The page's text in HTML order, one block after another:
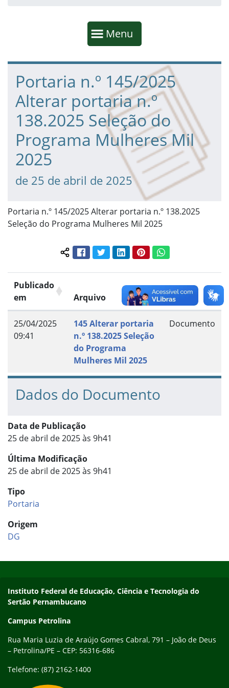
Mostrar
Menu
Fim da navegação
Início do conteúdo
Portaria n.º 145/2025
Alterar portaria n.º
138.2025 Seleção do
Programa Mulheres Mil
2025
de 25 de abril de 2025
Portaria n.º 145/2025 Alterar portaria n.º 138.2025
Seleção do Programa Mulheres Mil 2025
Compartilhar conteúdo:
FacebookTwitterLinkedInPinterestWhatsApp
Publicado
em
Arquivo Grupo
25/04/2025
09:41
145 Alterar portaria
n.º 138.2025 Seleção
do Programa
Mulheres Mil 2025
Documento
Dados do Documento
Data de Publicação
25 de abril de 2025 às 9h41
Última Modificação
25 de abril de 2025 às 9h41
Tipo
Portaria
Origem
DG
Endereço
Instituto Federal de Educação, Ciência e Tecnologia do
Sertão Pernambucano
Campus Petrolina
Rua Maria Luzia de Araújo Gomes Cabral, 791 – João de Deus
– Petrolina/PE – CEP: 56316-686
Telefone: (87) 2162-1400